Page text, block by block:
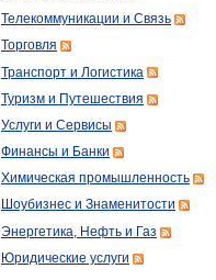
Телекоммуникации и Связь
Торговля
Транспорт и Логистика
Туризм и Путешествия
Услуги и Сервисы
Финансы и Банки
Химическая промышленность
Шоубизнес и Знаменитости
Энергетика, Нефть и Газ
Юридические услуги